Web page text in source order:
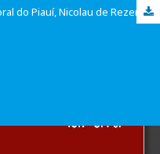
Abordagens históricas sobre o litoral do Piauí, Nicolau de Rezende, rio Parnaíba e a cartografia nacional